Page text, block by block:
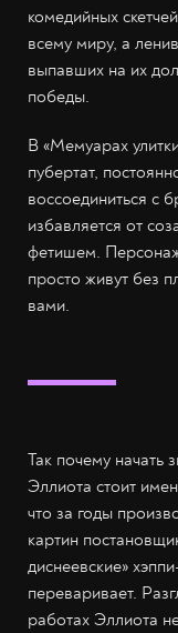
комедийных
всему миру, а
выпавших на их
победы.
В «Мемуарах
пубертат,
воссоединиться с
избавляется от
фетишем.
просто живут без
вами.
Так почему начать
Эллиота стоит
что за годы
картин
диснеевские»
переваривает.
работах Эллиота